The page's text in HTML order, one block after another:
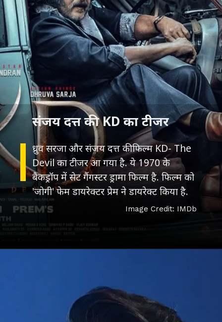
ध्रुव सरजा और संजय दत्त की फिल्म KD- The
Devil का टीजर आ गया है. ये 1970 के
बैकड्रॉप में सेट गैंगस्टर ड्रामा फिल्म है. फिल्म को
'जोगी' फेम डायरेक्टर प्रेम ने डायरेक्ट किया है.
संजय दत्त की KD का टीजर
Image Credit: IMDb